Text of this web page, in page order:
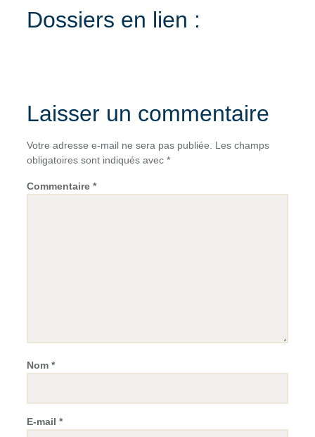
Dossiers en lien :
Laisser un commentaire
Votre adresse e-mail ne sera pas publiée. Les champs
obligatoires sont indiqués avec *
Commentaire *
Nom *
E-mail *